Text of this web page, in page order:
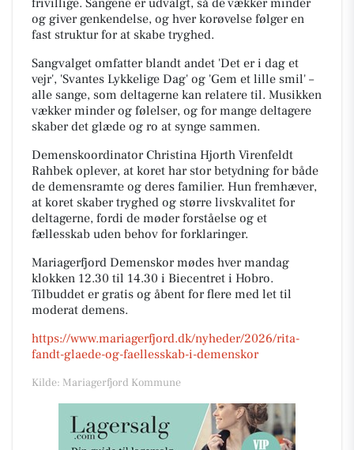
frivillige. Sangene er udvalgt, så de vækker minder
og giver genkendelse, og hver korøvelse følger en
fast struktur for at skabe tryghed.
Sangvalget omfatter blandt andet 'Det er i dag et
vejr', 'Svantes Lykkelige Dag' og 'Gem et lille smil' –
alle sange, som deltagerne kan relatere til. Musikken
vækker minder og følelser, og for mange deltagere
skaber det glæde og ro at synge sammen.
Demenskoordinator Christina Hjorth Virenfeldt
Rahbek oplever, at koret har stor betydning for både
de demensramte og deres familier. Hun fremhæver,
at koret skaber tryghed og større livskvalitet for
deltagerne, fordi de møder forståelse og et
fællesskab uden behov for forklaringer.
Mariagerfjord Demenskor mødes hver mandag
klokken 12.30 til 14.30 i Biecentret i Hobro.
Tilbuddet er gratis og åbent for flere med let til
moderat demens.
https://www.mariagerfjord.dk/nyheder/2026/rita-
fandt-glaede-og-faellesskab-i-demenskor
Kilde: Mariagerfjord Kommune